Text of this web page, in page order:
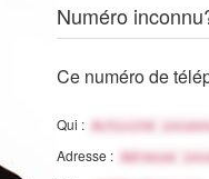
Numéro
Ce numéro de
Qui : Activité
Adresse : Adresse